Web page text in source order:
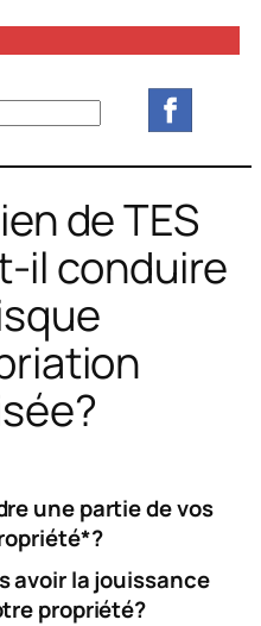
de TES
il conduire
une partie de vos
avoir la jouissance
propriété?